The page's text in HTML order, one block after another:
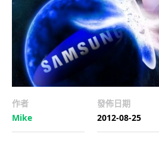
作者
Mike
發佈日期
2012-08-25